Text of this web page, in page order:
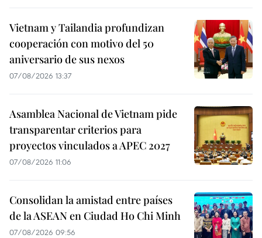
Vietnam y Tailandia profundizan
cooperación con motivo del 50
aniversario de sus nexos
07/08/2026 13:37
Asamblea Nacional de Vietnam pide
transparentar criterios para
proyectos vinculados a APEC 2027
07/08/2026 11:06
Consolidan la amistad entre países
de la ASEAN en Ciudad Ho Chi Minh
07/08/2026 09:56